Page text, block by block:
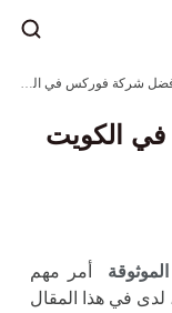
فوركس في الكويت لتداول العملات في 2022
الكويت
أمر مهم
لدى في هذا المقال